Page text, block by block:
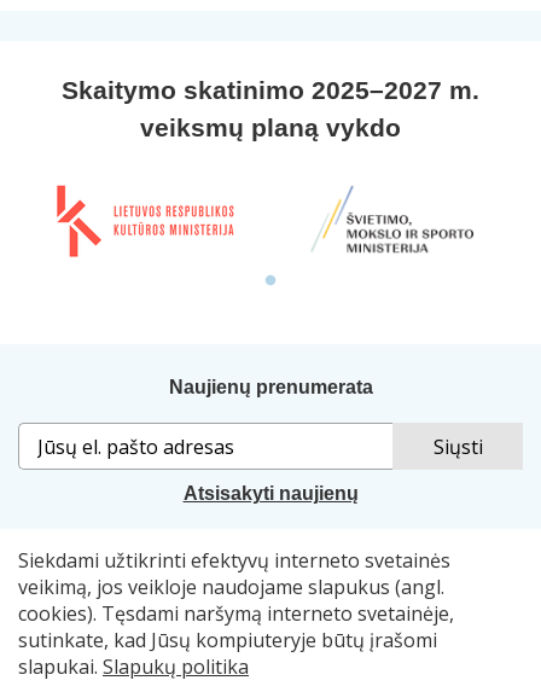
Siekdami užtikrinti efektyvų interneto svetainės
veikimą, jos veikloje naudojame slapukus (angl.
cookies). Tęsdami naršymą interneto svetainėje,
sutinkate, kad Jūsų kompiuteryje būtų įrašomi
slapukai. Slapukų politika
Skaitymo skatinimo 2025–2027 m.
veiksmų planą vykdo
Naujienų prenumerata
Atsisakyti naujienų
Sprendimas: „Idamas“ . Naudojama „Smart Web“
sistema.
© 2007–2026 Lietuvos nacionalinė Martyno Mažvydo
biblioteka, el. p.skaitymometai@lnb.lt
Autorių teisės. Publikuojamų duomenų naudojimas